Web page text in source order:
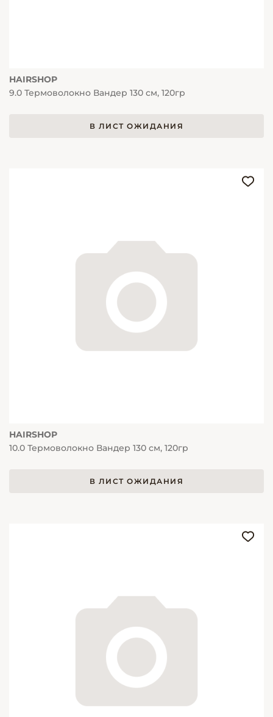
HAIRSHOP
9.0 Термоволокно Вандер 130 см, 120гр
В ЛИСТ ОЖИДАНИЯ
HAIRSHOP
10.0 Термоволокно Вандер 130 см, 120гр
В ЛИСТ ОЖИДАНИЯ